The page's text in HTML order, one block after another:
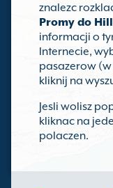
znalezc
Promy do
informacji o
Internecie,
pasazerow
kliknij na
Jesli wolisz
kliknac na
polaczen.